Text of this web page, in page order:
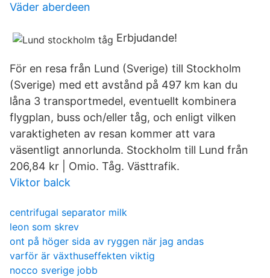
Väder aberdeen
Erbjudande!
För en resa från Lund (Sverige) till Stockholm
(Sverige) med ett avstånd på 497 km kan du
låna 3 transportmedel, eventuellt kombinera
flygplan, buss och/eller tåg, och enligt vilken
varaktigheten av resan kommer att vara
väsentligt annorlunda. Stockholm till Lund från
206,84 kr | Omio. Tåg. Västtrafik.
Viktor balck
centrifugal separator milk
leon som skrev
ont på höger sida av ryggen när jag andas
varför är växthuseffekten viktig
nocco sverige jobb